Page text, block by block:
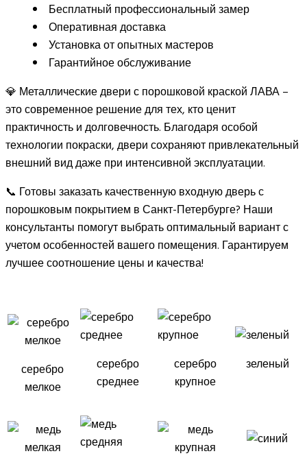
Бесплатный профессиональный замер
Оперативная доставка
Установка от опытных мастеров
Гарантийное обслуживание
💎 Металлические двери с порошковой краской ЛАВА –
это современное решение для тех, кто ценит
практичность и долговечность. Благодаря особой
технологии покраски, двери сохраняют привлекательный
внешний вид даже при интенсивной эксплуатации.
📞 Готовы заказать качественную входную дверь с
порошковым покрытием в Санкт-Петербурге? Наши
консультанты помогут выбрать оптимальный вариант с
учетом особенностей вашего помещения. Гарантируем
лучшее соотношение цены и качества!
серебро
мелкое
серебро
среднее
серебро
крупное
зеленый